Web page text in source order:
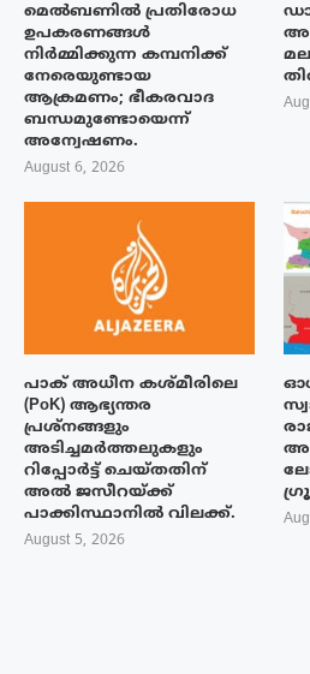
മെൽബണിൽ പ്രതിരോധ
ഉപകരണങ്ങൾ
നിർമ്മിക്കുന്ന കമ്പനിക്ക്
നേരെയുണ്ടായ
ആക്രമണം; ഭീകരവാദ
ബന്ധമുണ്ടോയെന്ന്
അന്വേഷണം.
August 6, 2026
പാക് അധീന കശ്മീരിലെ
(PoK) ആഭ്യന്തര
പ്രശ്നങ്ങളും
അടിച്ചമർത്തലുകളും
റിപ്പോർട്ട് ചെയ്തതിന്
അൽ ജസീറയ്‌ക്ക്
പാക്കിസ്ഥാനിൽ വിലക്ക്.
August 5, 2026